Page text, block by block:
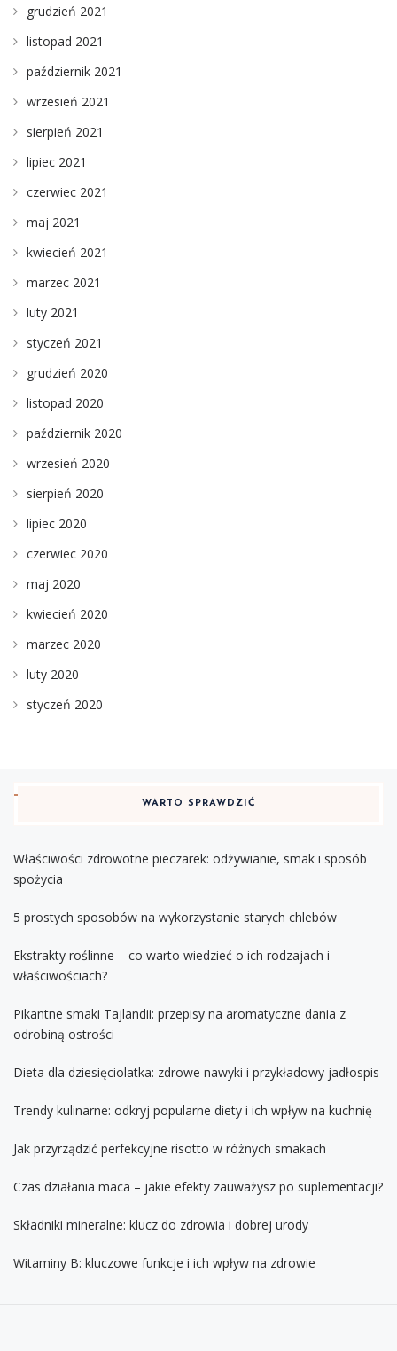
grudzień 2021
listopad 2021
październik 2021
wrzesień 2021
sierpień 2021
lipiec 2021
czerwiec 2021
maj 2021
kwiecień 2021
marzec 2021
luty 2021
styczeń 2021
grudzień 2020
listopad 2020
październik 2020
wrzesień 2020
sierpień 2020
lipiec 2020
czerwiec 2020
maj 2020
kwiecień 2020
marzec 2020
luty 2020
styczeń 2020
WARTO SPRAWDZIĆ
Właściwości zdrowotne pieczarek: odżywianie, smak i sposób
spożycia
5 prostych sposobów na wykorzystanie starych chlebów
Ekstrakty roślinne – co warto wiedzieć o ich rodzajach i
właściwościach?
Pikantne smaki Tajlandii: przepisy na aromatyczne dania z
odrobiną ostrości
Dieta dla dziesięciolatka: zdrowe nawyki i przykładowy jadłospis
Trendy kulinarne: odkryj popularne diety i ich wpływ na kuchnię
Jak przyrządzić perfekcyjne risotto w różnych smakach
Czas działania maca – jakie efekty zauważysz po suplementacji?
Składniki mineralne: klucz do zdrowia i dobrej urody
Witaminy B: kluczowe funkcje i ich wpływ na zdrowie